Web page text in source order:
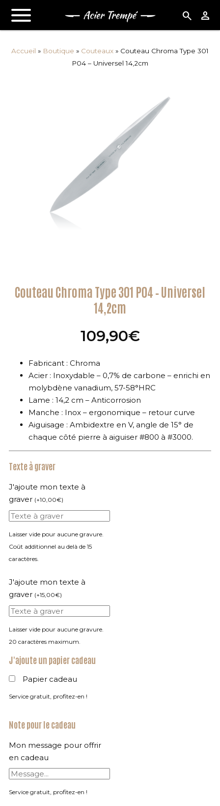
search person
Accueil » Boutique » Couteaux » Couteau Chroma Type 301
P04 – Universel 14,2cm
Couteau Chroma Type 301 P04 – Universel
14,2cm
109,90€
Fabricant : Chroma
Acier : Inoxydable – 0,7% de carbone – enrichi en
molybdène vanadium, 57-58°HRC
Lame : 14,2 cm – Anticorrosion
Manche : Inox – ergonomique – retour curve
Aiguisage : Ambidextre en V, angle de 15° de
chaque côté pierre à aiguiser #800 à #3000.
Texte à graver
J'ajoute mon texte à
graver (+10,00€)
Laisser vide pour aucune gravure.
Coût additionnel au delà de 15
caractères.
J'ajoute mon texte à
graver (+15,00€)
Laisser vide pour aucune gravure.
20 caractères maximum.
J'ajoute un papier cadeau
Papier cadeau
Service gratuit, profitez-en !
Note pour le cadeau
Mon message pour offrir
en cadeau
Service gratuit, profitez-en !